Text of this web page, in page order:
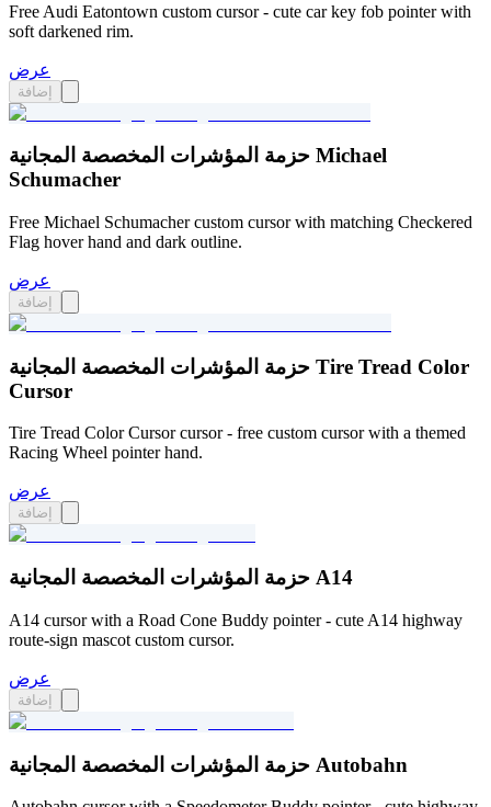
Free Audi Eatontown custom cursor - cute car key fob pointer with
soft darkened rim.
عرض
إضافة
حزمة المؤشرات المخصصة المجانية Michael
Schumacher
Free Michael Schumacher custom cursor with matching Checkered
Flag hover hand and dark outline.
عرض
إضافة
حزمة المؤشرات المخصصة المجانية Tire Tread Color
Cursor
Tire Tread Color Cursor cursor - free custom cursor with a themed
Racing Wheel pointer hand.
عرض
إضافة
حزمة المؤشرات المخصصة المجانية A14
A14 cursor with a Road Cone Buddy pointer - cute A14 highway
route-sign mascot custom cursor.
عرض
إضافة
حزمة المؤشرات المخصصة المجانية Autobahn